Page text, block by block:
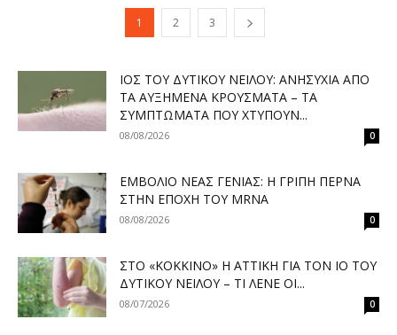
1 2 3
ΙΌΣ ΤΟΥ ΔΥΤΙΚΟΎ ΝΕΊΛΟΥ: ΑΝΗΣΥΧΊΑ ΑΠΌ
ΤΑ ΑΥΞΗΜΈΝΑ ΚΡΟΎΣΜΑΤΑ – ΤΑ
ΣΥΜΠΤΏΜΑΤΑ ΠΟΥ ΧΤΥΠΟΎΝ...
08/08/2026 0
ΕΜΒΌΛΙΟ ΝΈΑΣ ΓΕΝΙΆΣ: Η ΓΡΊΠΗ ΠΕΡΝΆ
ΣΤΗΝ ΕΠΟΧΉ ΤΟΥ MRNA
08/08/2026 0
ΣΤΟ «ΚΌΚΚΙΝΟ» Η ΑΤΤΙΚΉ ΓΙΑ ΤΟΝ ΙΌ ΤΟΥ
ΔΥΤΙΚΟΎ ΝΕΊΛΟΥ – ΤΙ ΛΈΝΕ ΟΙ...
08/07/2026 0